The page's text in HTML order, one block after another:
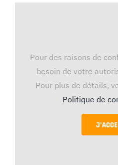
Pour des raisons de
besoin de votre
Pour plus de détails,
Politique de